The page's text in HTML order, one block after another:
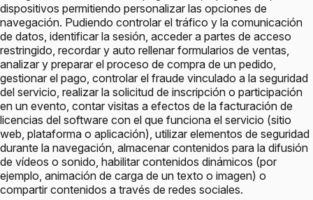
dispositivos permitiendo personalizar las opciones de
navegación. Pudiendo controlar el tráfico y la comunicación
de datos, identificar la sesión, acceder a partes de acceso
restringido, recordar y auto rellenar formularios de ventas,
analizar y preparar el proceso de compra de un pedido,
gestionar el pago, controlar el fraude vinculado a la seguridad
del servicio, realizar la solicitud de inscripción o participación
en un evento, contar visitas a efectos de la facturación de
licencias del software con el que funciona el servicio (sitio
web, plataforma o aplicación), utilizar elementos de seguridad
durante la navegación, almacenar contenidos para la difusión
de vídeos o sonido, habilitar contenidos dinámicos (por
ejemplo, animación de carga de un texto o imagen) o
compartir contenidos a través de redes sociales.